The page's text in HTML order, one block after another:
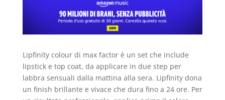
Lipfinity colour di max factor è un set che include
lipstick e top coat, da applicare in due step per
labbra sensuali dalla mattina alla sera. Lipfinity dona
un finish brillante e vivace che dura fino a 24 ore. Per